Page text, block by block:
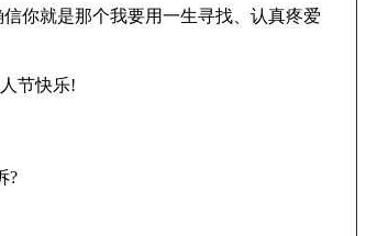
你就是那个我要用一生寻找、认真疼爱
节快乐!
?